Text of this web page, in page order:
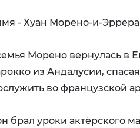
- Хуан Морено-и-
Морено вернулась в
из Андалусии,
во французской
брал уроки актёрского